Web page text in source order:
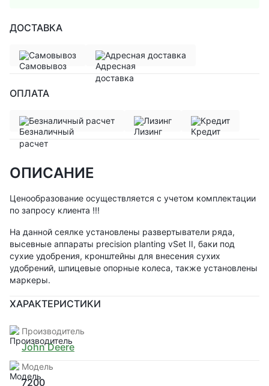
ДОСТАВКА
Самовывоз Адресная доставка
ОПЛАТА
Безналичный расчет Лизинг Кредит
ОПИСАНИЕ
Ценообразование осуществляется с учетом комплектации
по запросу клиента !!!
На данной сеялке установлены развертыватели ряда,
высевные аппараты precision planting vSet II, баки под
сухие удобрения, кронштейны для внесения сухих
удобрений, шпицевые опорные колеса, также установлены
маркеры.
ХАРАКТЕРИСТИКИ
Производитель
John Deere
Модель
7200